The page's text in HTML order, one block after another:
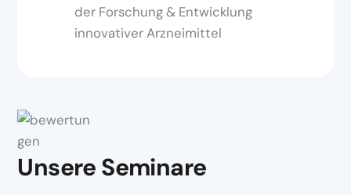
der Forschung & Entwicklung
innovativer Arzneimittel
Unsere Seminare